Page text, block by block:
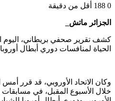
0
أقل من دقيقة
الجزائر ماتش_
كشف تقرير صحفي بريطاني، اليوم
الحياة لمنافسات دوري أبطال
وكان الاتحاد الأوروبي، قد قرر أمس
خلال الأسبوع المقبل، في